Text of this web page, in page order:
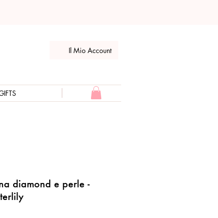
Il Mio Account
diamond e perle -